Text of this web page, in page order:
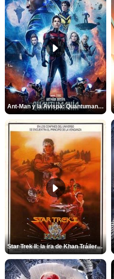
Ant-Man y la Avispa: Quantumanía Tráiler (2)
Star Trek II: la ira de Khan Tráiler VO